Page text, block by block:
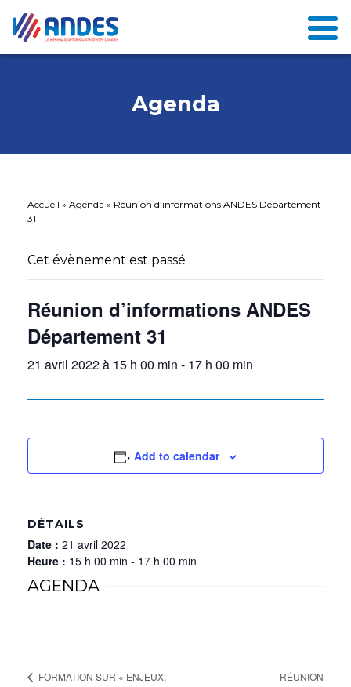
Agenda
Accueil » Agenda » Réunion d’informations ANDES Département
31
Cet évènement est passé
Réunion d’informations ANDES
Département 31
21 avril 2022 à 15 h 00 min - 17 h 00 min
Add to calendar
DÉTAILS
Date : 21 avril 2022
Heure : 15 h 00 min - 17 h 00 min
AGENDA
FORMATION SUR « ENJEUX,
RÉUNION